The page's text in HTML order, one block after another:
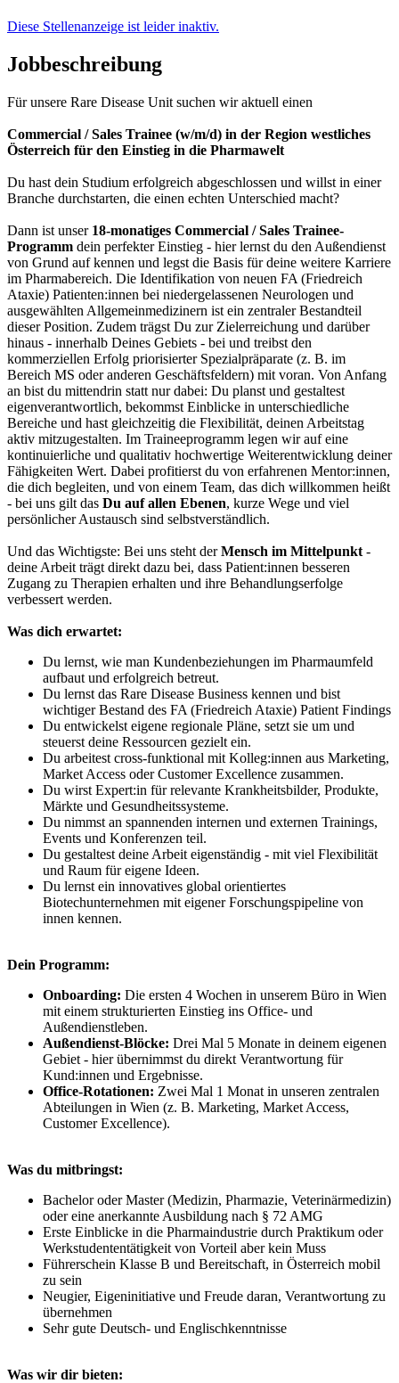
Diese Stellenanzeige ist leider inaktiv.
Jobbeschreibung
Für unsere Rare Disease Unit suchen wir aktuell einen
Commercial / Sales Trainee (w/m/d) in der Region westliches
Österreich für den Einstieg in die Pharmawelt
Du hast dein Studium erfolgreich abgeschlossen und willst in einer
Branche durchstarten, die einen echten Unterschied macht?
Dann ist unser 18-monatiges Commercial / Sales Trainee-
Programm dein perfekter Einstieg - hier lernst du den Außendienst
von Grund auf kennen und legst die Basis für deine weitere Karriere
im Pharmabereich. Die Identifikation von neuen FA (Friedreich
Ataxie) Patienten:innen bei niedergelassenen Neurologen und
ausgewählten Allgemeinmedizinern ist ein zentraler Bestandteil
dieser Position. Zudem trägst Du zur Zielerreichung und darüber
hinaus - innerhalb Deines Gebiets - bei und treibst den
kommerziellen Erfolg priorisierter Spezialpräparate (z. B. im
Bereich MS oder anderen Geschäftsfeldern) mit voran. Von Anfang
an bist du mittendrin statt nur dabei: Du planst und gestaltest
eigenverantwortlich, bekommst Einblicke in unterschiedliche
Bereiche und hast gleichzeitig die Flexibilität, deinen Arbeitstag
aktiv mitzugestalten. Im Traineeprogramm legen wir auf eine
kontinuierliche und qualitativ hochwertige Weiterentwicklung deiner
Fähigkeiten Wert. Dabei profitierst du von erfahrenen Mentor:innen,
die dich begleiten, und von einem Team, das dich willkommen heißt
- bei uns gilt das Du auf allen Ebenen, kurze Wege und viel
persönlicher Austausch sind selbstverständlich.
Und das Wichtigste: Bei uns steht derMensch im Mittelpunkt -
deine Arbeit trägt direkt dazu bei, dass Patient:innen besseren
Zugang zu Therapien erhalten und ihre Behandlungserfolge
verbessert werden.
Was dich erwartet:
Du lernst, wie man Kundenbeziehungen im Pharmaumfeld
aufbaut und erfolgreich betreut.
Du lernst das Rare Disease Business kennen und bist
wichtiger Bestand des FA (Friedreich Ataxie) Patient Findings
Du entwickelst eigene regionale Pläne, setzt sie um und
steuerst deine Ressourcen gezielt ein.
Du arbeitest cross-funktional mit Kolleg:innen aus Marketing,
Market Access oder Customer Excellence zusammen.
Du wirst Expert:in für relevante Krankheitsbilder, Produkte,
Märkte und Gesundheitssysteme.
Du nimmst an spannenden internen und externen Trainings,
Events und Konferenzen teil.
Du gestaltest deine Arbeit eigenständig - mit viel Flexibilität
und Raum für eigene Ideen.
Du lernst ein innovatives global orientiertes
Biotechunternehmen mit eigener Forschungspipeline von
innen kennen.
Dein Programm:
Onboarding: Die ersten 4 Wochen in unserem Büro in Wien
mit einem strukturierten Einstieg ins Office- und
Außendienstleben.
Außendienst-Blöcke: Drei Mal 5 Monate in deinem eigenen
Gebiet - hier übernimmst du direkt Verantwortung für
Kund:innen und Ergebnisse.
Office-Rotationen: Zwei Mal 1 Monat in unseren zentralen
Abteilungen in Wien (z. B. Marketing, Market Access,
Customer Excellence).
Was du mitbringst:
Bachelor oder Master (Medizin, Pharmazie, Veterinärmedizin)
oder eine anerkannte Ausbildung nach § 72 AMG
Erste Einblicke in die Pharmaindustrie durch Praktikum oder
Werkstudententätigkeit von Vorteil aber kein Muss
Führerschein Klasse B und Bereitschaft, in Österreich mobil
zu sein
Neugier, Eigeninitiative und Freude daran, Verantwortung zu
übernehmen
Sehr gute Deutsch- und Englischkenntnisse
Was wir dir bieten: